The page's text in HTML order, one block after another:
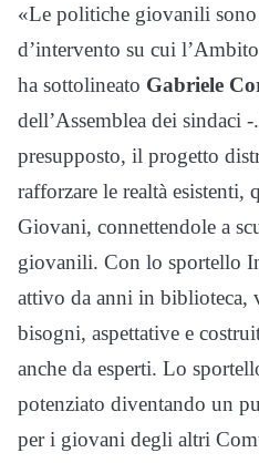
«Le politiche giovanili sono
d’intervento su cui
ha sottolineato Gabriele
dell’Assemblea dei sindaci
presupposto, il progetto
rafforzare le realtà
Giovani, connettendole a
giovanili. Con lo sportello
attivo da anni in biblioteca,
bisogni, aspettative e
anche da esperti. Lo
potenziato diventando un
per i giovani degli altri